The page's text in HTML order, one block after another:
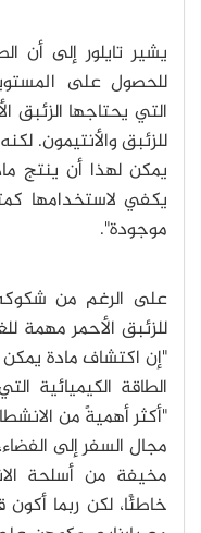
يشير تايلور إلى أن
للحصول على
التي يحتاجها الزئبق
للزئبق والأنتيمون.
يمكن لهذا أن ينتج
يكفي لاستخدامها
موجودة".
على الرغم من شكوكه،
للزئبق الأحمر مهمة
"إن اكتشاف مادة
الطاقة الكيميائية
"أكثر أهميةً من
مجال السفر إلى
مخيفة من أسلحة
خاطئًا، لكن ربما